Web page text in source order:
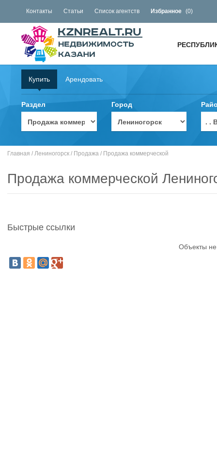
Контакты Статьи Список агентств Избранное (0)
Купить Арендовать
Раздел Город
. .
Главная / Лениногорск / Продажа / Продажа коммерческой
Продажа коммерческой
Быстрые ссылки
Объекты